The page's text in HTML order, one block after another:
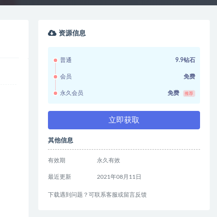
资源信息
普通 9.9钻石
会员 免费
永久会员 免费 推荐
立即获取
其他信息
有效期 永久有效
最近更新 2021年08月11日
下载遇到问题？可联系客服或留言反馈